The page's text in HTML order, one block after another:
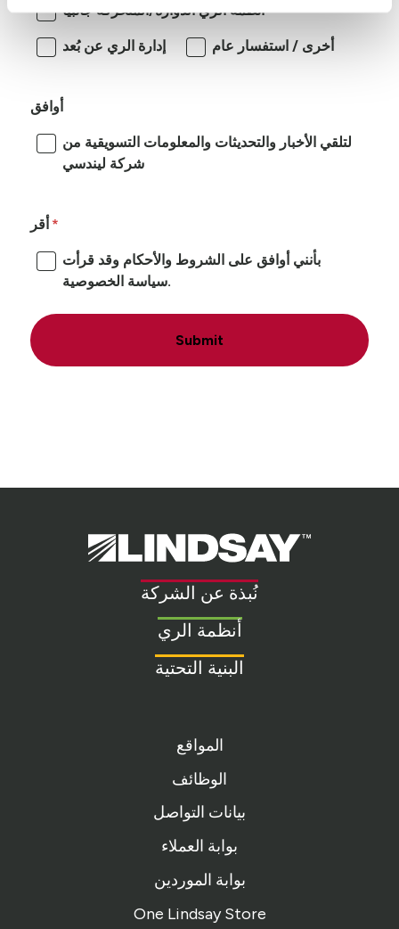
أنظمة الري الدوارة/المتحركة جانبياً
إدارة الري عن بُعد أخرى / استفسار عام
أوافق
لتلقي الأخبار والتحديثات والمعلومات التسويقية من
شركة ليندسي
أقر
بأنني أوافق على الشروط والأحكام وقد قرأت
سياسة الخصوصية.
Submit
Lindsay.
Link
homepage
نُبذة عن الشركة
أنظمة الري
البنية التحتية
المواقع
الوظائف
بيانات التواصل
بوابة العملاء
بوابة الموردين
One Lindsay Store